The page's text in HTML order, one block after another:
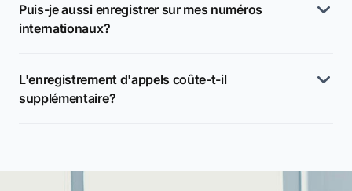
Puis-je aussi enregistrer sur mes numéros
internationaux?
L'enregistrement d'appels coûte-t-il
supplémentaire?